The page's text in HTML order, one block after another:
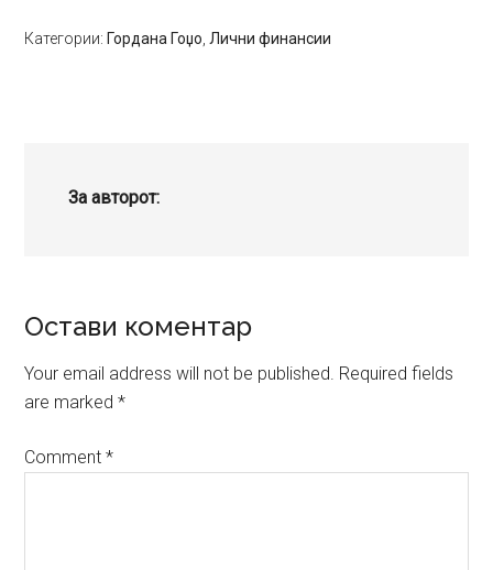
Категории: Гордана Гоџо Лични финансии
За авторот:
Reader
Interactions
Остави коментар
Your email address will not be published. Required fields
are marked*
Comment*